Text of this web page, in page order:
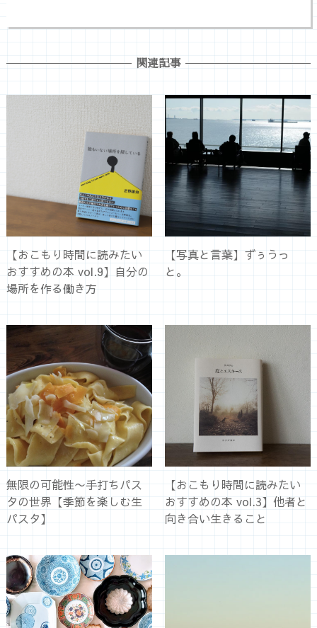
関連記事
【おこもり時間に読みたい
おすすめの本 vol.9】自分の
場所を作る働き方
【写真と言葉】ずぅうっ
と。
無限の可能性〜手打ちパス
タの世界【季節を楽しむ生
パスタ】
【おこもり時間に読みたい
おすすめの本 vol.3】他者と
向き合い生きること